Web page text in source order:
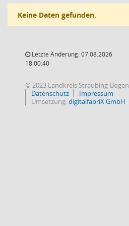
Keine Daten gefunden.
Letzte Änderung: 07.08.2026
18:00:40
© 2023 Landkreis Straubing-Bogen
Datenschutz
Impressum
Umsetzung:digitalfabriX GmbH